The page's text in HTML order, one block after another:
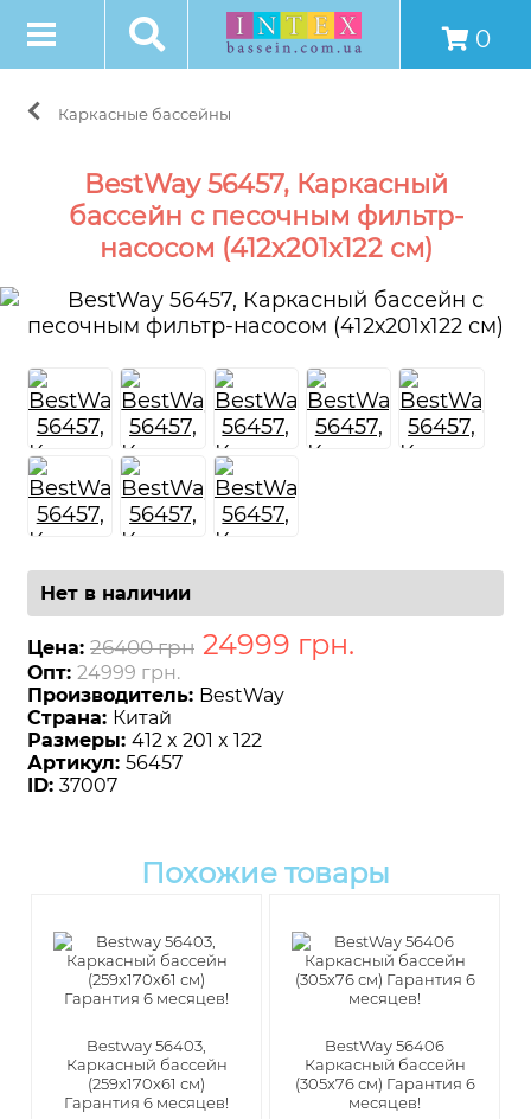
0
Каркасные бассейны
BestWay 56457, Каркасный
бассейн с песочным фильтр-
насосом (412х201х122 см)
Нет в наличии
Цена: 26400 грн 24999 грн.
Опт: 24999 грн.
Производитель: BestWay
Страна: Китай
Размеры: 412 x 201 x 122
Артикул: 56457
ID: 37007
Похожие товары
Bestway 56403,
Каркасный бассейн
(259х170х61 см)
Гарантия 6 месяцев!
BestWay 56406
Каркасный бассейн
(305х76 см) Гарантия 6
месяцев!